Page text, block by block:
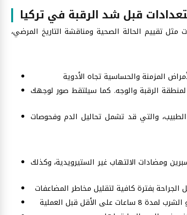
قبل شد الرقبة في تركيا
تقييم الحالة الصحية ومناقشة التاريخ المرضي،
الرقبة والوجه. كما سيلتقط صور لوجهك
الطبيب، والتي قد تشمل تحاليل الدم وفحوصات
ومضادات الالتهاب غير الستيرويدية، وكذلك